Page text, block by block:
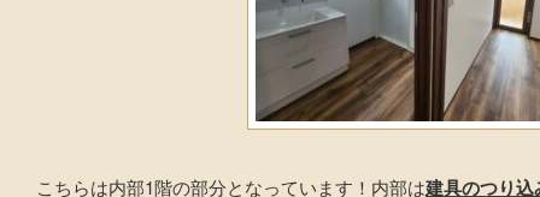
こちらは内部1階の部分となっています！内部は建具のつり